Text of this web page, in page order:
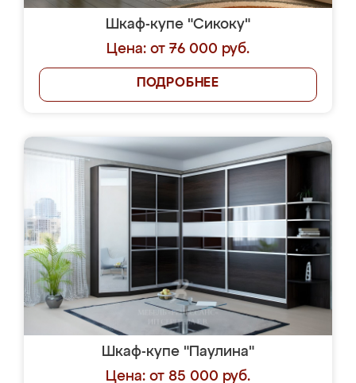
Шкаф-купе "Сикоку"
Цена: от 76 000 руб.
ПОДРОБНЕЕ
Шкаф-купе "Паулина"
Цена: от 85 000 руб.